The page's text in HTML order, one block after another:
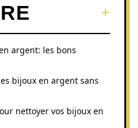
argent: les bons
bijoux en argent sans
nettoyer vos bijoux en